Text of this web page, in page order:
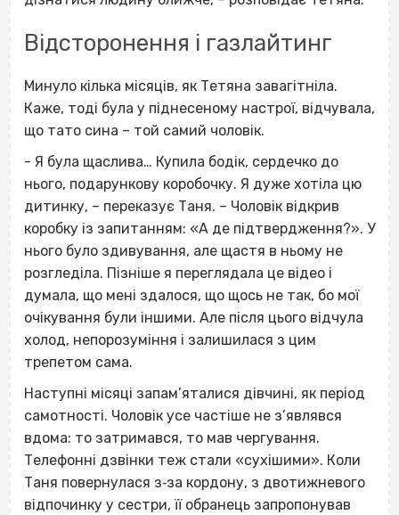
Відсторонення і газлайтинг
Минуло кілька місяців, як Тетяна завагітніла.
Каже, тоді була у піднесеному настрої, відчувала,
що тато сина – той самий чоловік.
- Я була щаслива… Купила бодік, сердечко до
нього, подарункову коробочку. Я дуже хотіла цю
дитинку, – переказує Таня. – Чоловік відкрив
коробку із запитанням: «А де підтвердження?». У
нього було здивування, але щастя в ньому не
розгледіла. Пізніше я переглядала це відео і
думала, що мені здалося, що щось не так, бо мої
очікування були іншими. Але після цього відчула
холод, непорозуміння і залишилася з цим
трепетом сама.
Наступні місяці запам’яталися дівчині, як період
самотності. Чоловік усе частіше не з’являвся
вдома: то затримався, то мав чергування.
Телефонні дзвінки теж стали «сухішими». Коли
Таня повернулася з‐за кордону, з двотижневого
відпочинку у сестри, її обранець запропонував